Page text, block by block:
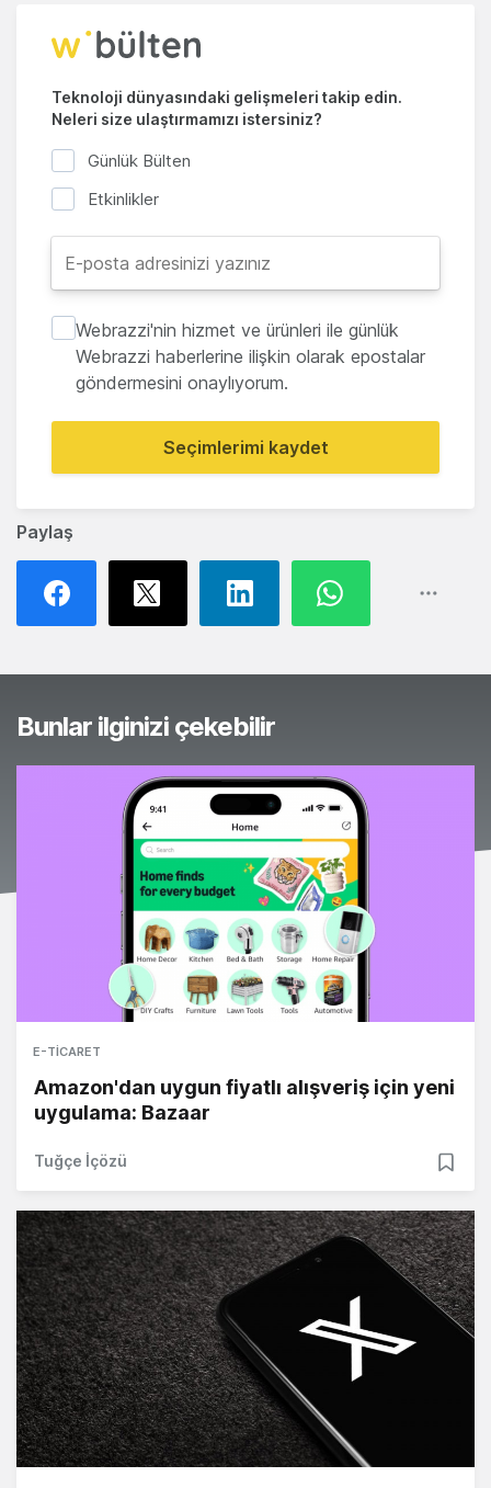
Paylaş
Teknoloji dünyasındaki gelişmeleri takip edin.
Neleri size ulaştırmamızı istersiniz?
Günlük Bülten
Etkinlikler
Webrazzi'nin hizmet ve ürünleri ile günlük
Webrazzi haberlerine ilişkin olarak epostalar
göndermesini onaylıyorum.
Seçimlerimi kaydet
Bunlar ilginizi çekebilir
E-TICARET
Amazon'dan uygun fiyatlı alışveriş için yeni
uygulama: Bazaar
Tuğçe İçözü